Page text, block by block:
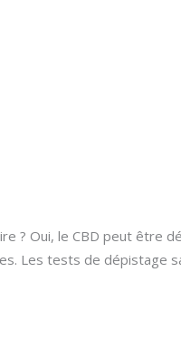
? Oui, le CBD peut être
Les tests de dépistage